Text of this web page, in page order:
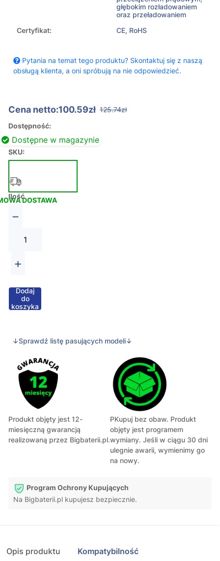
głębokim rozładowaniem
oraz przeładowaniem
Certyfikat:
CE, RoHS
Pytania na temat tego produktu? Skontaktuj się z naszą
obsługą klienta, a oni spróbują na nie odpowiedzieć.
Cena netto:100.59zł 125.74zł
Dostępność:
Dostępne w magazynie
SKU:
DOSTAWA
Ilość
−
+
Dodaj
do
koszyka
↓Sprawdź listę pasujących modeli↓
Produkt objęty jest 12-
miesięczną gwarancją
realizowaną przez Bigbaterii.pl.
PKupuj bez obaw. Produkt
objęty jest programem
wymiany. Jeśli w ciągu 30 dni
ulegnie awarii, wymienimy go
na nowy.
Program Ochrony Kupujących
Na Bigbaterii.pl kupujesz bezpiecznie.
Opis produktu Kompatybilność